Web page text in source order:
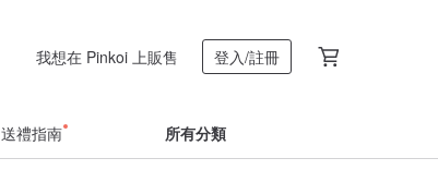
我想在 Pinkoi 上販售 登入/註冊
送禮指南 所有分類